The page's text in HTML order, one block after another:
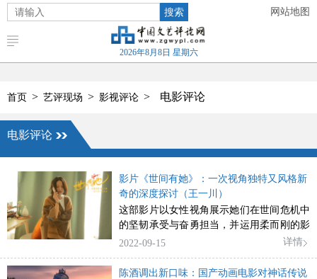
搜索 网站地图
2026年8月8日 星期六
首页 > 艺评现场 > 影视评论 > 电影评论
电影评论
影片《世间有她》：一次视角独特又风格新
奇的深度探讨（王一川）
这部影片以女性视角展示她们在世间危机中
的坚韧承受与奋勇担当，并运用柔而刚的影
像风格凸显她们对于家庭、社会与自我的崭
同方面迈出有力的新步伐。
2022-09-15 详情
陈酒调出新口味：国产动画电影对神话传说